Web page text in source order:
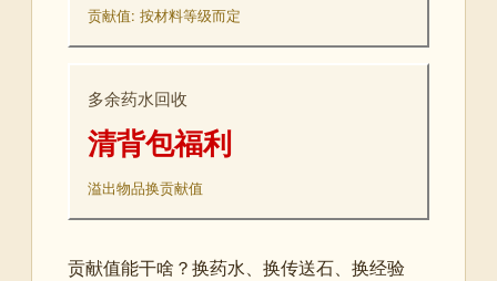
贡献值: 按材料等级而定
多余药水回收
清背包福利
溢出物品换贡献值
贡献值能干啥？换药水、换传送石、换经验